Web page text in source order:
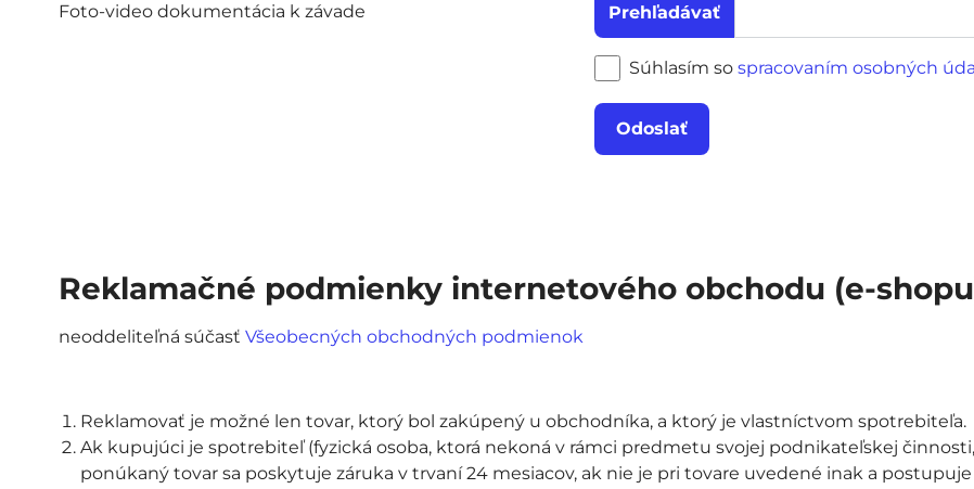
Foto-video dokumentácia k závade
Súhlasím sospracovaním osobných
Odoslať
Reklamačné podmienky internetového obchodu (e-
neoddeliteľná súčasť Všeobecných obchodných podmienok
Reklamovať je možné len tovar, ktorý bol zakúpený u obchodníka, a ktorý je vlastníctvom spotrebiteľa.
Ak kupujúci je spotrebiteľ (fyzická osoba, ktorá nekoná v rámci predmetu svojej podnikateľskej
ponúkaný tovar sa poskytuje záruka v trvaní 24 mesiacov, ak nie je pri tovare uvedené inak a